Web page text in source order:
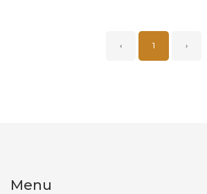
‹ 1 ›
Menu